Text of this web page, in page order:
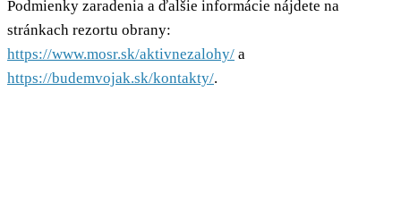
Podmienky zaradenia a ďalšie informácie nájdete na
stránkach rezortu obrany:
https://www.mosr.sk/aktivnezalohy/ a
https://budemvojak.sk/kontakty/.